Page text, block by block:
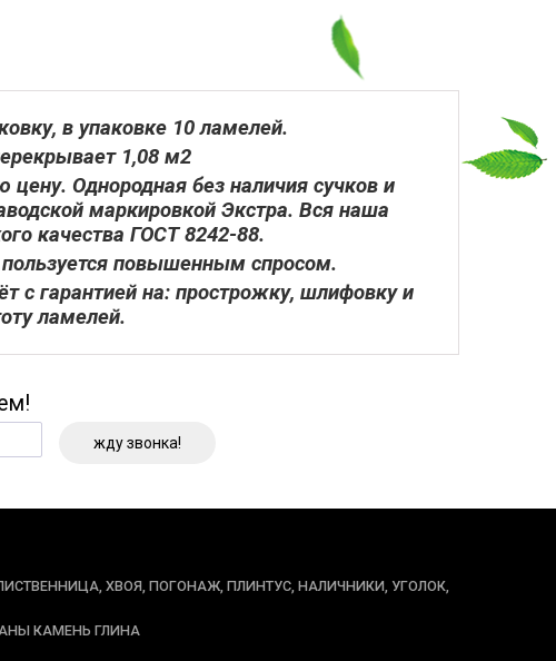
в упаковке 10 ламелей.
1,08 м2
Однородная без наличия сучков и
маркировкой Экстра. Вся наша
качества ГОСТ 8242-88.
пользуется повышенным спросом.
с гарантией на: прострожку, шлифовку и
ламелей.
жду звонка!
ХВОЯ, ПОГОНАЖ, ПЛИНТУС, НАЛИЧНИКИ, УГОЛОК,
КАМЕНЬ ГЛИНА